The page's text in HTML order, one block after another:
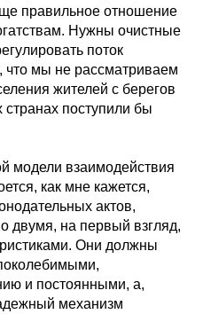
правильное отношение
Нужны очистные
поток
что мы не рассматриваем
жителей с берегов
странах поступили бы
модели взаимодействия
как мне кажется,
актов,
двумя, на первый взгляд,
Они должны
и постоянными, а,
механизм